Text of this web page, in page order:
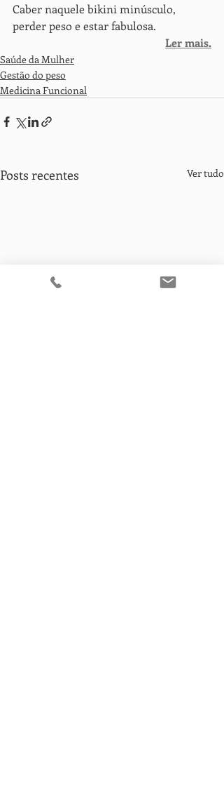
Caber naquele bikini minúsculo,
perder peso e estar fabulosa.
Ler mais.
Saúde da Mulher
Gestão do peso
Medicina Funcional
Posts recentes Ver tudo